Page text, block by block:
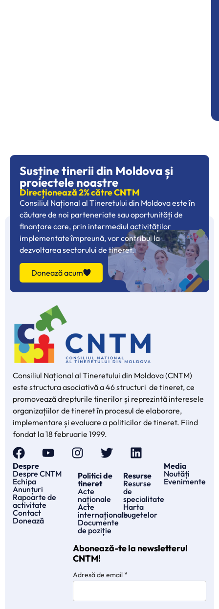
Susține tinerii din Moldova și
proiectele noastre
Direcționează 2% către CNTM
Consiliul Național al Tineretului din Moldova este în
căutare de noi parteneriate sau oportunități de
finanțare care, prin intermediul activităților
implementate împreună, vor contribui la
dezvoltarea sectorului de tineret.
Donează acum
Consiliul Național al Tineretului din Moldova (CNTM)
este structura asociativă a 46 structuri de tineret, ce
promovează drepturile tinerilor și reprezintă interesele
organizațiilor de tineret în procesul de elaborare,
implementare și evaluare a politicilor de tineret. Fiind
fondat la 18 februarie 1999.
Despre
Despre CNTM
Echipa
Anunțuri
Rapoarte de
activitate
Contact
Donează
Politici de
tineret
Acte
naționale
Acte
internaționale
Documente
de poziție
Resurse
Resurse
de
specialitate
Harta
bugetelor
Media
Noutăți
Evenimente
Abonează-te la newsletterul
CNTM!
Adresă de email*